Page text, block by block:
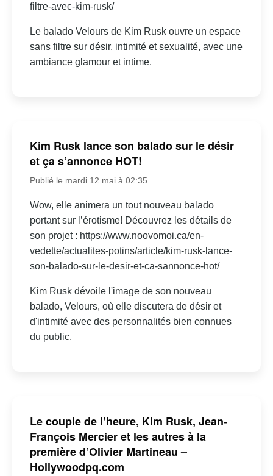
filtre-avec-kim-rusk/
Le balado Velours de Kim Rusk ouvre un espace
sans filtre sur désir, intimité et sexualité, avec une
ambiance glamour et intime.
Kim Rusk lance son balado sur le désir
et ça s’annonce HOT!
Publié le mardi 12 mai à 02:35
Wow, elle animera un tout nouveau balado
portant sur l’érotisme! Découvrez les détails de
son projet : https://www.noovomoi.ca/en-
vedette/actualites-potins/article/kim-rusk-lance-
son-balado-sur-le-desir-et-ca-sannonce-hot/
Kim Rusk dévoile l'image de son nouveau
balado, Velours, où elle discutera de désir et
d'intimité avec des personnalités bien connues
du public.
Le couple de l’heure, Kim Rusk, Jean-
François Mercier et les autres à la
première d’Olivier Martineau –
Hollywoodpq.com